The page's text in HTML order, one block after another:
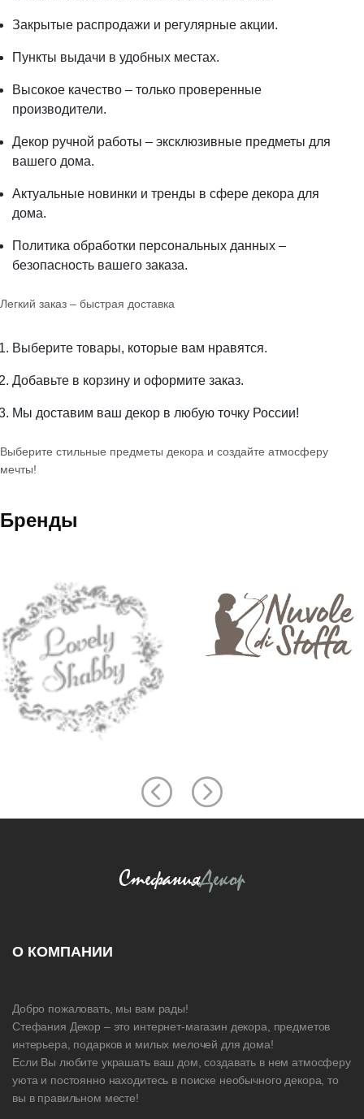
Закрытые распродажи и регулярные акции.
Пункты выдачи в удобных местах.
Высокое качество – только проверенные
производители.
Декор ручной работы – эксклюзивные предметы для
вашего дома.
Актуальные новинки и тренды в сфере декора для
дома.
Политика обработки персональных данных –
безопасность вашего заказа.
Легкий заказ – быстрая доставка
Выберите товары, которые вам нравятся.
Добавьте в корзину и оформите заказ.
Мы доставим ваш декор в любую точку России!
Выберите стильные предметы декора и создайте атмосферу
мечты!
Бренды
О КОМПАНИИ
Добро пожаловать, мы вам рады!
Стефания Декор – это интернет-магазин декора, предметов
интерьера, подарков и милых мелочей для дома!
Если Вы любите украшать ваш дом, создавать в нем атмосферу
уюта и постоянно находитесь в поиске необычного декора, то
вы в правильном месте!